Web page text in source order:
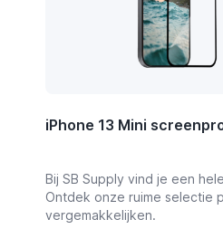
Bij SB Supply vind je een
Ontdek onze ruime selectie
vergemakkelijken.